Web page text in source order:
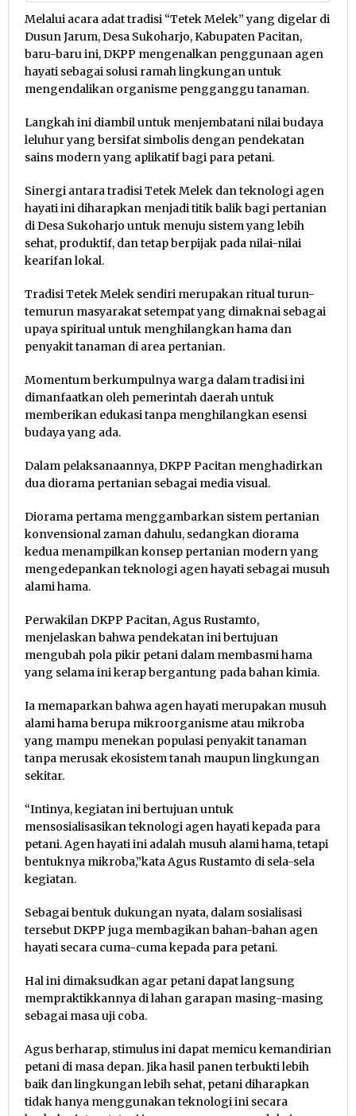
Melalui acara adat tradisi “Tetek Melek” yang digelar di
Dusun Jarum, Desa Sukoharjo, Kabupaten Pacitan,
baru-baru ini, DKPP mengenalkan penggunaan agen
hayati sebagai solusi ramah lingkungan untuk
mengendalikan organisme pengganggu tanaman.
Langkah ini diambil untuk menjembatani nilai budaya
leluhur yang bersifat simbolis dengan pendekatan
sains modern yang aplikatif bagi para petani.
Sinergi antara tradisi Tetek Melek dan teknologi agen
hayati ini diharapkan menjadi titik balik bagi pertanian
di Desa Sukoharjo untuk menuju sistem yang lebih
sehat, produktif, dan tetap berpijak pada nilai-nilai
kearifan lokal.
Tradisi Tetek Melek sendiri merupakan ritual turun-
temurun masyarakat setempat yang dimaknai sebagai
upaya spiritual untuk menghilangkan hama dan
penyakit tanaman di area pertanian.
Momentum berkumpulnya warga dalam tradisi ini
dimanfaatkan oleh pemerintah daerah untuk
memberikan edukasi tanpa menghilangkan esensi
budaya yang ada.
Dalam pelaksanaannya, DKPP Pacitan menghadirkan
dua diorama pertanian sebagai media visual.
Diorama pertama menggambarkan sistem pertanian
konvensional zaman dahulu, sedangkan diorama
kedua menampilkan konsep pertanian modern yang
mengedepankan teknologi agen hayati sebagai musuh
alami hama.
Perwakilan DKPP Pacitan, Agus Rustamto,
menjelaskan bahwa pendekatan ini bertujuan
mengubah pola pikir petani dalam membasmi hama
yang selama ini kerap bergantung pada bahan kimia.
Ia memaparkan bahwa agen hayati merupakan musuh
alami hama berupa mikroorganisme atau mikroba
yang mampu menekan populasi penyakit tanaman
tanpa merusak ekosistem tanah maupun lingkungan
sekitar.
“Intinya, kegiatan ini bertujuan untuk
mensosialisasikan teknologi agen hayati kepada para
petani. Agen hayati ini adalah musuh alami hama, tetapi
bentuknya mikroba,”kata Agus Rustamto di sela-sela
kegiatan.
Sebagai bentuk dukungan nyata, dalam sosialisasi
tersebut DKPP juga membagikan bahan-bahan agen
hayati secara cuma-cuma kepada para petani.
Hal ini dimaksudkan agar petani dapat langsung
mempraktikkannya di lahan garapan masing-masing
sebagai masa uji coba.
Agus berharap, stimulus ini dapat memicu kemandirian
petani di masa depan. Jika hasil panen terbukti lebih
baik dan lingkungan lebih sehat, petani diharapkan
tidak hanya menggunakan teknologi ini secara